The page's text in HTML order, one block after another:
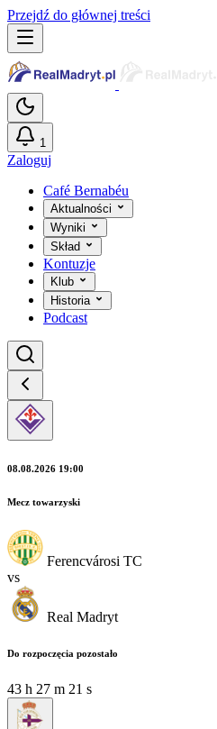
Przejdź do głównej treści
1
Zaloguj
Café Bernabéu
Aktualności
Wyniki
Skład
Kontuzje
Klub
Historia
Podcast
08.08.2026 19:00
Mecz towarzyski
Ferencvárosi TC
vs
Real Madryt
Do rozpoczęcia pozostało
43 h 27 m 19 s